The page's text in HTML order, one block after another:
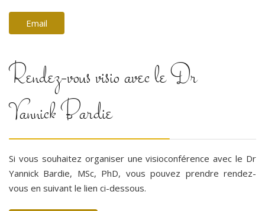
Email
Rendez-vous visio avec le Dr
Yannick Bardie
Si vous souhaitez organiser une visioconférence avec le Dr
Yannick Bardie, MSc, PhD, vous pouvez prendre rendez-
vous en suivant le lien ci-dessous.